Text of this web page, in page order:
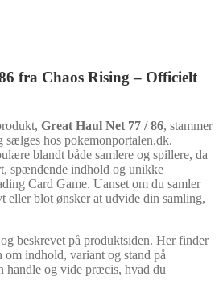
fra Chaos Rising – Officielt
Great Haul Net 77 / 86, stammer
sælges hos pokemonportalen.dk.
blandt både samlere og spillere, da
spændende indhold og unikke
Card Game. Uanset om du samler
eller blot ønsker at udvide din samling,
beskrevet på produktsiden. Her finder
indhold, variant og stand på
handle og vide præcis, hvad du